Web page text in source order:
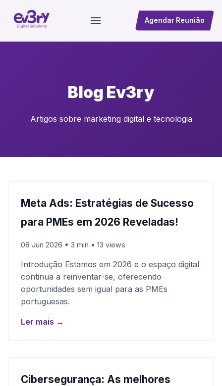
Agendar Reunião
Blog Ev3ry
Artigos sobre marketing digital e tecnologia
Meta Ads: Estratégias de Sucesso
para PMEs em 2026 Reveladas!
08 Jun 2026 • 3 min • 13 views
Introdução Estamos em 2026 e o espaço digital
continua a reinventar-se, oferecendo
oportunidades sem igual para as PMEs
portuguesas.
Ler mais →
Cibersegurança: As melhores